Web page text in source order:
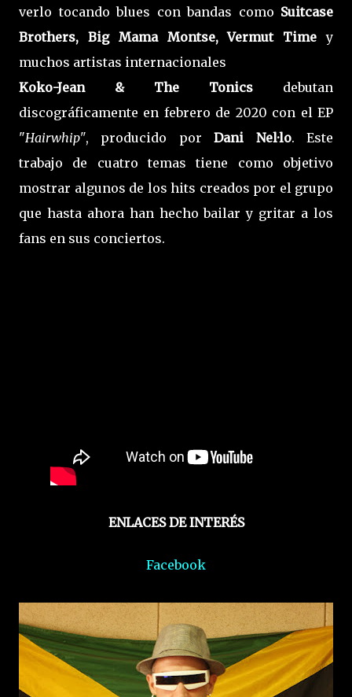
verlo tocando blues con bandas como Suitcase
Brothers, Big Mama Montse, Vermut Timey
muchos artistas internacionales
Koko-Jean & The Tonics debutan
discográficamente en febrero de 2020 con el EP
"Hairwhip", producido porDani Nel·lo. Este
trabajo de cuatro temas tiene como objetivo
mostrar algunos de los hits creados por el grupo
que hasta ahora han hecho bailar y gritar a los
fans en sus conciertos.
ENLACES DE INTERÉS
Facebook